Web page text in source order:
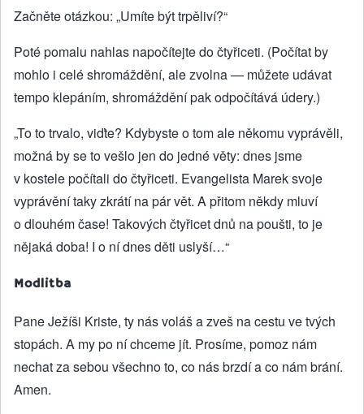
Začněte otázkou: „Umíte být trpěliví?“
Poté pomalu nahlas napočítejte do čtyřiceti. (Počítat by
mohlo i celé shromáždění, ale zvolna — můžete udávat
tempo klepáním, shromáždění pak odpočítává údery.)
„To to trvalo, viďte? Kdybyste o tom ale někomu vyprávěli,
možná by se to vešlo jen do jedné věty: dnes jsme
v kostele počítali do čtyřiceti. Evangelista Marek svoje
vyprávění taky zkrátí na pár vět. A přitom někdy mluví
o dlouhém čase! Takových čtyřicet dnů na poušti, to je
nějaká doba! I o ní dnes děti uslyší…“
Modlitba
Pane Ježíši Kriste, ty nás voláš a zveš na cestu ve tvých
stopách. A my po ní chceme jít. Prosíme, pomoz nám
nechat za sebou všechno to, co nás brzdí a co nám brání.
Amen.